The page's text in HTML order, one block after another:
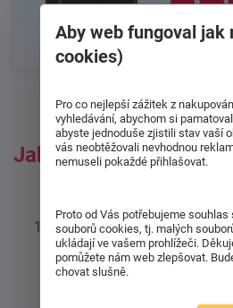
Jak na to?
Do košíku si vložíte zboží, o
Aby web fungoval jak
cookies)
Pro co nejlepší zážitek z
vyhledávání, abychom si
abyste jednoduše zjistili stav vaší
vás neobtěžovali nevhodnou
nemuseli pokaždé přihlašovat.
Proto od Vás potřebujeme souhlas
souborů cookies, tj. malých
ukládají ve vašem prohlížeči.
pomůžete nám web zlepšovat.
chovat slušně.